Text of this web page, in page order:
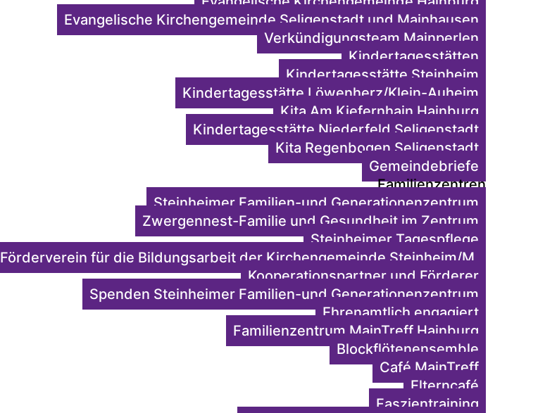
Evangelische Kirchengemeinde Seligenstadt und Mainhausen
Verkündigungsteam Mainperlen
Kindertagesstätten
Kindertagesstätte Steinheim
Kindertagesstätte Löwenherz/Klein-Auheim
Kita Am Kiefernhain Hainburg
Kindertagesstätte Niederfeld Seligenstadt
Kita Regenbogen Seligenstadt
Gemeindebriefe
Familienzentren
Steinheimer Familien-und Generationenzentrum
Zwergennest-Familie und Gesundheit im Zentrum
Steinheimer Tagespflege
Förderverein für die Bildungsarbeit der Kirchengemeinde Steinheim/M.
Kooperationspartner und Förderer
Spenden Steinheimer Familien-und Generationenzentrum
Ehrenamtlich engagiert
Familienzentrum MainTreff Hainburg
Blockflötenensemble
Café MainTreff
Elterncafé
Faszientraining